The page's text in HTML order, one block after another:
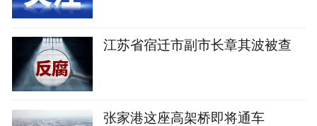
江苏省宿迁市副市长章其波被查
张家港这座高架桥即将通车